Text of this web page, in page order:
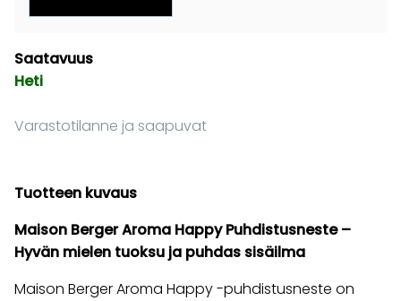
Saatavuus
Heti
Varastotilanne ja saapuvat
Tuotteen kuvaus
Maison Berger Aroma Happy Puhdistusneste –
Hyvän mielen tuoksu ja puhdas sisäilma
Maison Berger Aroma Happy -puhdistusneste on